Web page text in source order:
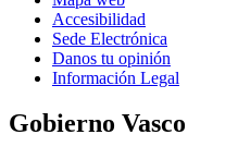
Accesibilidad
Sede Electrónica
Danos tu opinión
Información Legal
Gobierno Vasco